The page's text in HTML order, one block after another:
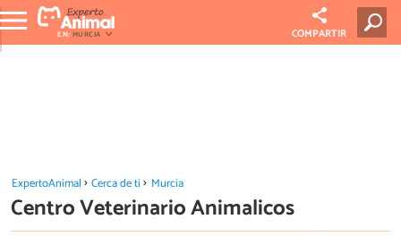
EN:MURCIA COMPARTIR
ExpertoAnimal Cerca de ti Murcia
Centro Veterinario Animalicos